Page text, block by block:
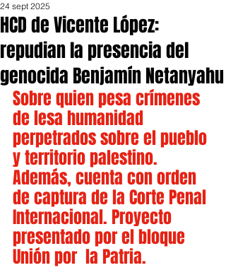
HCD de Vicente López:
repudian la presencia del
genocida Benjamín Netanyahu
24 sept 2025
Sobre quien pesa crímenes
de lesa humanidad
perpetrados sobre el pueblo
y territorio palestino.
Además, cuenta con orden
de captura de la Corte Penal
Internacional. Proyecto
presentado por el bloque
Unión por  la Patria.